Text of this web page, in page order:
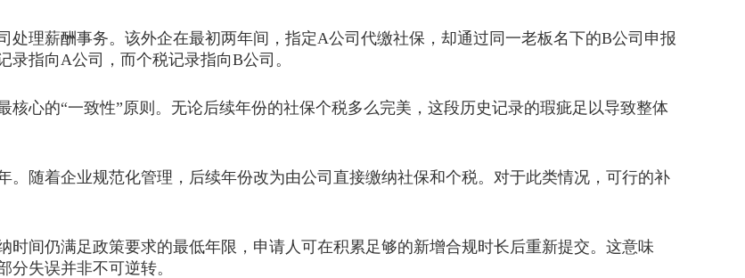
理薪酬事务。该外企在最初两年间，指定A公司代缴社保，却通过同一老板名下的B公司申报
指向A公司，而个税记录指向B公司。
核心的“一致性”原则。无论后续年份的社保个税多么完美，这段历史记录的瑕疵足以导致整体
随着企业规范化管理，后续年份改为由公司直接缴纳社保和个税。对于此类情况，可行的补
间仍满足政策要求的最低年限，申请人可在积累足够的新增合规时长后重新提交。这意味
分失误并非不可逆转。